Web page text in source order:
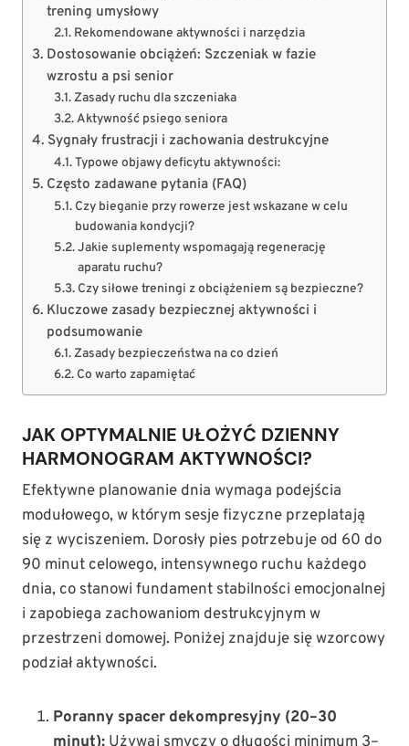
trening umysłowy
Rekomendowane aktywności i narzędzia
Dostosowanie obciążeń: Szczeniak w fazie
wzrostu a psi senior
Zasady ruchu dla szczeniaka
Aktywność psiego seniora
Sygnały frustracji i zachowania destrukcyjne
Typowe objawy deficytu aktywności:
Często zadawane pytania (FAQ)
Czy bieganie przy rowerze jest wskazane w celu
budowania kondycji?
Jakie suplementy wspomagają regenerację
aparatu ruchu?
Czy siłowe treningi z obciążeniem są bezpieczne?
Kluczowe zasady bezpiecznej aktywności i
podsumowanie
Zasady bezpieczeństwa na co dzień
Co warto zapamiętać
JAK OPTYMALNIE UŁOŻYĆ DZIENNY
HARMONOGRAM AKTYWNOŚCI?
Efektywne planowanie dnia wymaga podejścia
modułowego, w którym sesje fizyczne przeplatają
się z wyciszeniem. Dorosły pies potrzebuje od 60 do
90 minut celowego, intensywnego ruchu każdego
dnia, co stanowi fundament stabilności emocjonalnej
i zapobiega zachowaniom destrukcyjnym w
przestrzeni domowej. Poniżej znajduje się wzorcowy
podział aktywności.
Poranny spacer dekompresyjny (20–30